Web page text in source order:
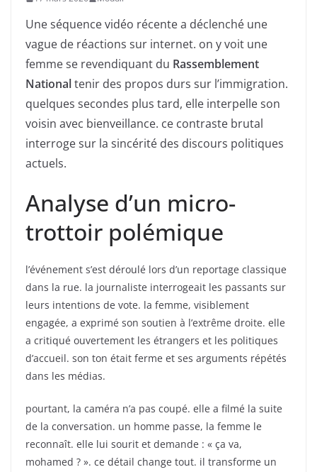
Une séquence vidéo récente a déclenché une
vague de réactions sur internet. on y voit une
femme se revendiquant du Rassemblement
Nationaltenir des propos durs sur l’immigration.
quelques secondes plus tard, elle interpelle son
voisin avec bienveillance. ce contraste brutal
interroge sur la sincérité des discours politiques
actuels.
Analyse d’un micro-
trottoir polémique
l’événement s’est déroulé lors d’un reportage classique
dans la rue. la journaliste interrogeait les passants sur
leurs intentions de vote. la femme, visiblement
engagée, a exprimé son soutien à l’extrême droite. elle
a critiqué ouvertement les étrangers et les politiques
d’accueil. son ton était ferme et ses arguments répétés
dans les médias.
pourtant, la caméra n’a pas coupé. elle a filmé la suite
de la conversation. un homme passe, la femme le
reconnaît. elle lui sourit et demande : « ça va,
mohamed ? ». ce détail change tout. il transforme un